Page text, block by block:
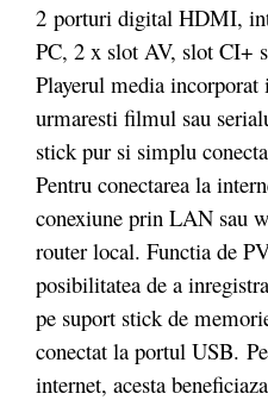
2 porturi digital HDMI,
PC, 2 x slot AV, slot CI+
Playerul media
urmaresti filmul sau
stick pur si simplu
Pentru conectarea la
conexiune prin LAN sau
router local. Functia de
posibilitatea de a
pe suport stick de
conectat la portul USB.
internet, acesta